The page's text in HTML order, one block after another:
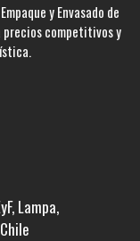
y Envasado de
precios competitivos y
Lampa,